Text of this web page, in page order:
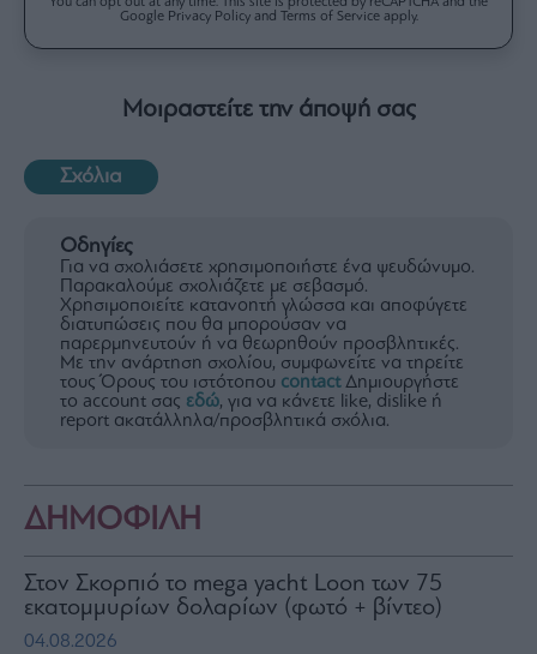
Google Privacy Policy and Terms of Service apply.
Μοιραστείτε την άποψή σας
Σχόλια
Οδηγίες
Για να σχολιάσετε χρησιμοποιήστε ένα ψευδώνυμο.
Παρακαλούμε σχολιάζετε με σεβασμό.
Χρησιμοποιείτε κατανοητή γλώσσα και αποφύγετε
διατυπώσεις που θα μπορούσαν να
παρερμηνευτούν ή να θεωρηθούν προσβλητικές.
Με την ανάρτηση σχολίου, συμφωνείτε να τηρείτε
τους Όρους του ιστότοπου contactΔημιουργήστε
το account σας εδώ, για να κάνετε like, dislike ή
report ακατάλληλα/προσβλητικά σχόλια.
ΔΗΜΟΦΙΛΗ
Στον Σκορπιό το mega yacht Loon των 75
εκατομμυρίων δολαρίων (φωτό + βίντεο)
04.08.2026